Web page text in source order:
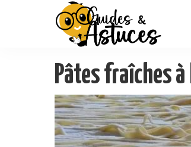
Pâtes fraîches